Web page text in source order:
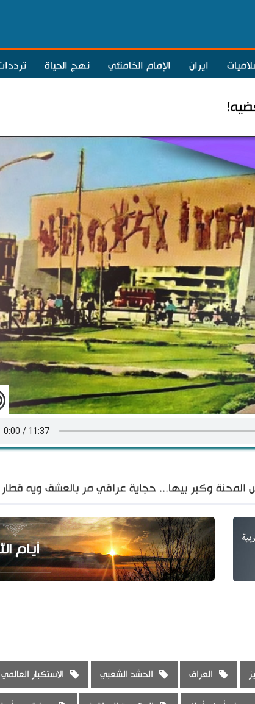
ايران الإمام الخامنئي نهج الحياة
وكبر بيها... حجاية عراقي مر بالعشق ويه قطار
العراق الحشد الشعبي الاستكبار العالمي